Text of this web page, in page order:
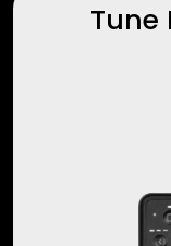
Tune